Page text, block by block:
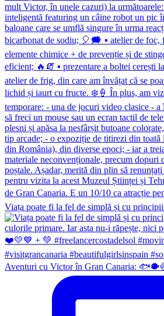
Viața poate fi la fel de simplă și cu
Aventuri cu Victor în Gran Canaria: